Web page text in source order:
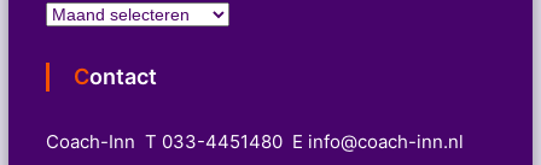
B
o
g
r
Contact
Coach-Inn T 033-4451480 E info@coach-inn.nl